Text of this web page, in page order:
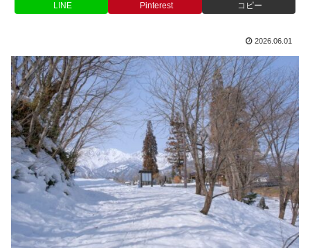
LINE Pinterest コピー
2026.06.01